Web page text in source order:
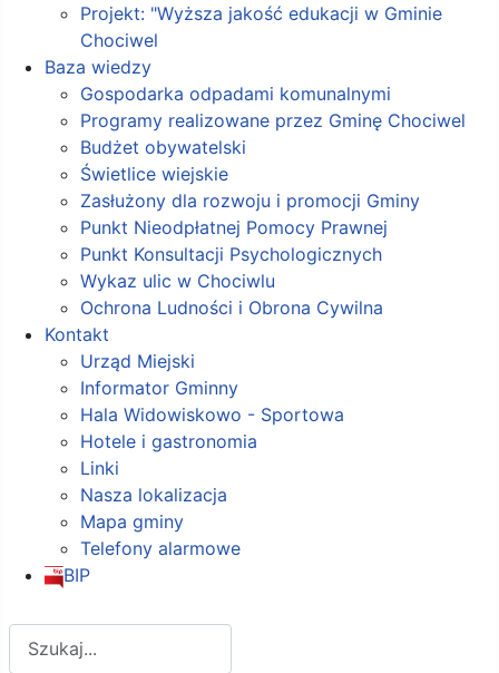
Projekt: "Wyższa jakość edukacji w Gminie
Chociwel
Baza wiedzy
Gospodarka odpadami komunalnymi
Programy realizowane przez Gminę Chociwel
Budżet obywatelski
Świetlice wiejskie
Zasłużony dla rozwoju i promocji Gminy
Punkt Nieodpłatnej Pomocy Prawnej
Punkt Konsultacji Psychologicznych
Wykaz ulic w Chociwlu
Ochrona Ludności i Obrona Cywilna
Kontakt
Urząd Miejski
Informator Gminny
Hala Widowiskowo - Sportowa
Hotele i gastronomia
Linki
Nasza lokalizacja
Mapa gminy
Telefony alarmowe
BIP